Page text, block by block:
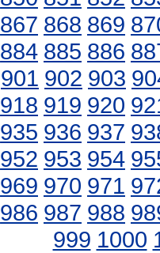
867 868 869
884 885 886
901 902 903
918 919 920
935 936 937
952 953 954
969 970 971
986 987 988
999 1000